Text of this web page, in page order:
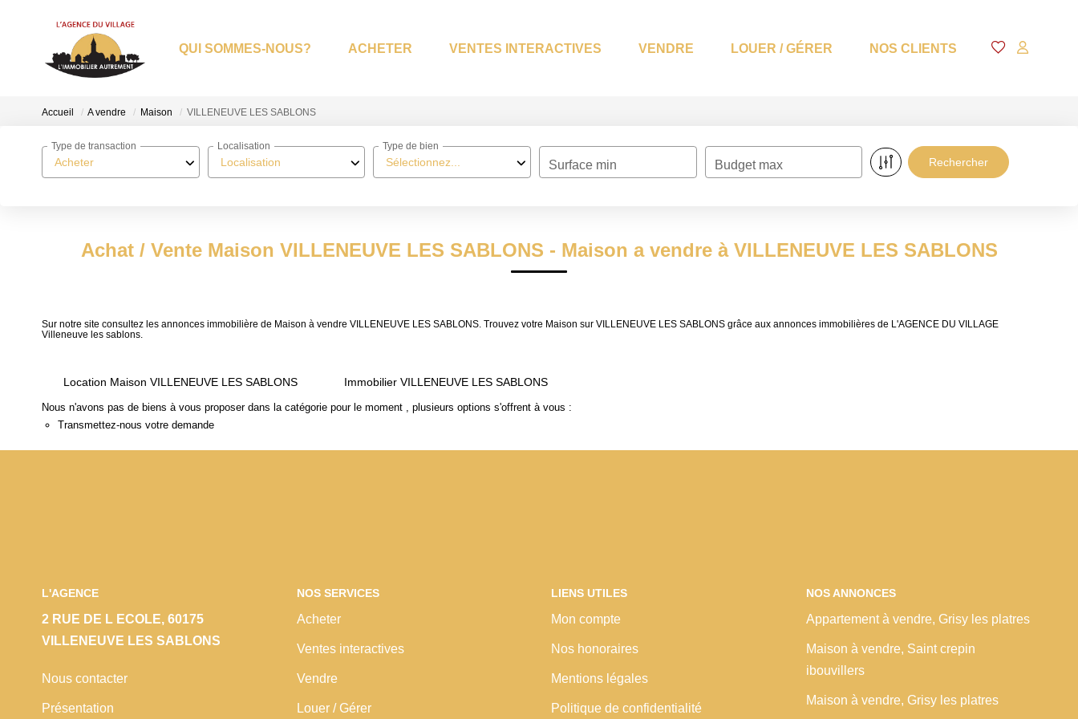
QUI SOMMES-NOUS? ACHETER VENTES INTERACTIVES VENDRE LOUER / GÉRER NOS CLIENTS
Accueil A vendre Maison VILLENEUVE LES SABLONS
Acheter
Type de transaction
Localisation
Localisation
Sélectionnez...
Type de bien
Surface min Budget max
Achat / Vente Maison VILLENEUVE LES SABLONS - Maison a vendre à VILLENEUVE LES SABLONS
Sur notre site consultez les annonces immobilière de Maison à vendre VILLENEUVE LES SABLONS. Trouvez votre Maison sur VILLENEUVE LES SABLONS grâce aux annonces immobilières de L'AGENCE DU VILLAGE
Villeneuve les sablons.
Location Maison VILLENEUVE LES SABLONS Immobilier VILLENEUVE LES SABLONS
Nous n'avons pas de biens à vous proposer dans la catégorie pour le moment , plusieurs options s'offrent à vous :
Transmettez-nous votre demande
L'AGENCE
2 RUE DE L ECOLE, 60175
VILLENEUVE LES SABLONS
Nous contacter
Présentation
NOS SERVICES
Acheter
Ventes interactives
Vendre
Louer / Gérer
LIENS UTILES
Mon compte
Nos honoraires
Mentions légales
Politique de confidentialité
NOS ANNONCES
Appartement à vendre, Grisy les platres
Maison à vendre, Saint crepin
ibouvillers
Maison à vendre, Grisy les platres